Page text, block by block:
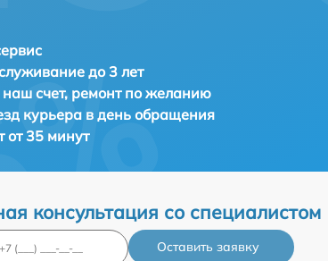
до 3 лет
счет, ремонт по желанию
курьера в день обращения
от 35 минут
консультация со специалистом
Оставить заявку